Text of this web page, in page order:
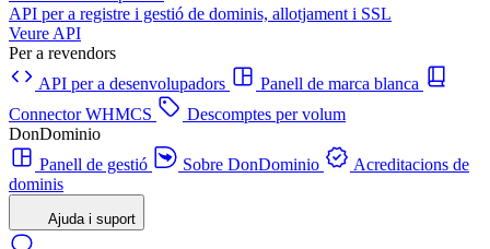
API per a registre i gestió de dominis, allotjament i SSL
Veure API
Per a revendors
API per a desenvolupadors
Panell de marca blanca
Connector WHMCS
Descomptes per volum
DonDominio
Panell de gestió
Sobre DonDominio
Acreditacions de
dominis
Ajuda i suport